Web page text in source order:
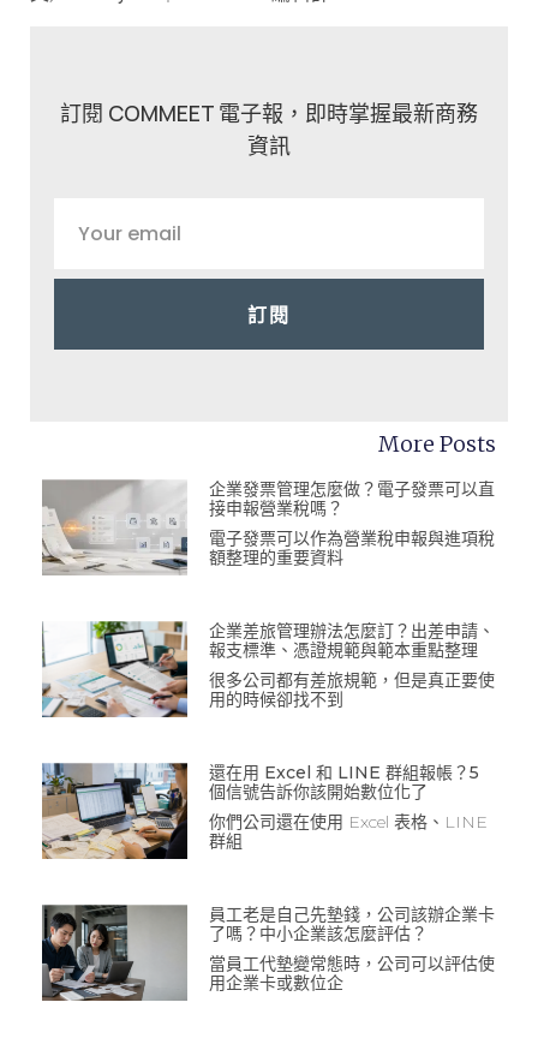
訂閱 COMMEET 電子報，即時掌握最新商務
資訊
訂閱
More Posts
企業發票管理怎麼做？電子發票可以直
接申報營業稅嗎？
電子發票可以作為營業稅申報與進項稅
額整理的重要資料
企業差旅管理辦法怎麼訂？出差申請、
報支標準、憑證規範與範本重點整理
很多公司都有差旅規範，但是真正要使
用的時候卻找不到
還在用 Excel 和 LINE 群組報帳？5
個信號告訴你該開始數位化了
你們公司還在使用 Excel 表格、LINE
群組
員工老是自己先墊錢，公司該辦企業卡
了嗎？中小企業該怎麼評估？
當員工代墊變常態時，公司可以評估使
用企業卡或數位企